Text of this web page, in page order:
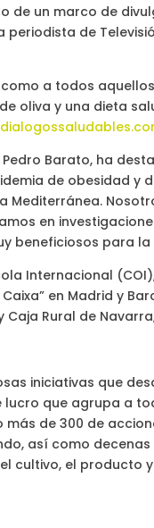
de un marco de
de
a todos
oliva y una dieta
Barato, ha
de obesidad y
Mediterránea.
en
beneficiosos para la
Internacional
en Madrid y
Rural de
iniciativas que
lucro que agrupa a
más de 300 de
así como decenas
cultivo, el producto